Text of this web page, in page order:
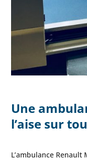
Une
l’aise sur
L’ambulance